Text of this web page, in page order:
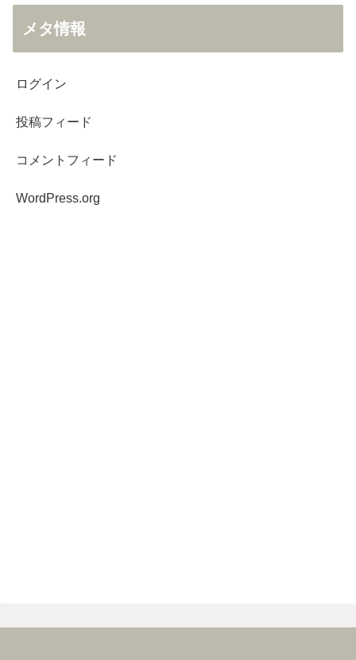
メタ情報
ログイン
投稿フィード
コメントフィード
WordPress.org